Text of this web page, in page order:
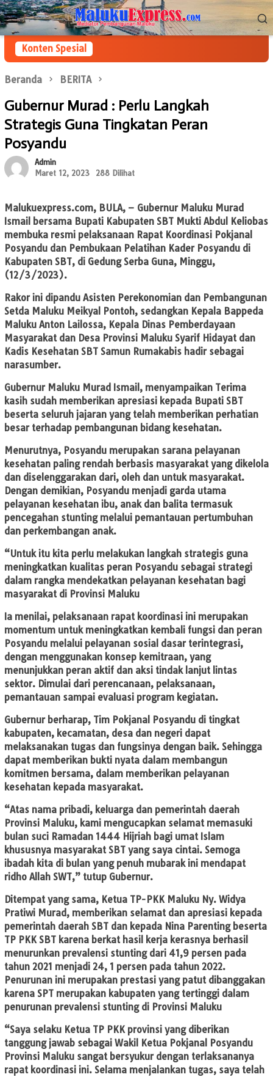
Loncat
ke
konten
Menu
Mobile
Konten Spesial
Beranda BERITA
Gubernur Murad : Perlu Langkah
Strategis Guna Tingkatan Peran
Posyandu
Admin
Maret 12, 2023
288 Dilihat
Malukuexpress.com, BULA, – Gubernur Maluku Murad
Ismail bersama Bupati Kabupaten SBT Mukti Abdul Keliobas
membuka resmi pelaksanaan Rapat Koordinasi Pokjanal
Posyandu dan Pembukaan Pelatihan Kader Posyandu di
Kabupaten SBT, di Gedung Serba Guna, Minggu,
(12/3/2023).
Rakor ini dipandu Asisten Perekonomian dan Pembangunan
Setda Maluku Meikyal Pontoh, sedangkan Kepala Bappeda
Maluku Anton Lailossa, Kepala Dinas Pemberdayaan
Masyarakat dan Desa Provinsi Maluku Syarif Hidayat dan
Kadis Kesehatan SBT Samun Rumakabis hadir sebagai
narasumber.
Gubernur Maluku Murad Ismail, menyampaikan Terima
kasih sudah memberikan apresiasi kepada Bupati SBT
beserta seluruh jajaran yang telah memberikan perhatian
besar terhadap pembangunan bidang kesehatan.
Menurutnya, Posyandu merupakan sarana pelayanan
kesehatan paling rendah berbasis masyarakat yang dikelola
dan diselenggarakan dari, oleh dan untuk masyarakat.
Dengan demikian, Posyandu menjadi garda utama
pelayanan kesehatan ibu, anak dan balita termasuk
pencegahan stunting melalui pemantauan pertumbuhan
dan perkembangan anak.
“Untuk itu kita perlu melakukan langkah strategis guna
meningkatkan kualitas peran Posyandu sebagai strategi
dalam rangka mendekatkan pelayanan kesehatan bagi
masyarakat di Provinsi Maluku
Ia menilai, pelaksanaan rapat koordinasi ini merupakan
momentum untuk meningkatkan kembali fungsi dan peran
Posyandu melalui pelayanan sosial dasar terintegrasi,
dengan menggunakan konsep kemitraan, yang
menunjukkan peran aktif dan aksi tindak lanjut lintas
sektor. Dimulai dari perencanaan, pelaksanaan,
pemantauan sampai evaluasi program kegiatan.
Gubernur berharap, Tim Pokjanal Posyandu di tingkat
kabupaten, kecamatan, desa dan negeri dapat
melaksanakan tugas dan fungsinya dengan baik. Sehingga
dapat memberikan bukti nyata dalam membangun
komitmen bersama, dalam memberikan pelayanan
kesehatan kepada masyarakat.
“Atas nama pribadi, keluarga dan pemerintah daerah
Provinsi Maluku, kami mengucapkan selamat memasuki
bulan suci Ramadan 1444 Hijriah bagi umat Islam
khususnya masyarakat SBT yang saya cintai. Semoga
ibadah kita di bulan yang penuh mubarak ini mendapat
ridho Allah SWT,” tutup Gubernur.
Ditempat yang sama, Ketua TP-PKK Maluku Ny. Widya
Pratiwi Murad, memberikan selamat dan apresiasi kepada
pemerintah daerah SBT dan kepada Nina Parenting beserta
TP PKK SBT karena berkat hasil kerja kerasnya berhasil
menurunkan prevalensi stunting dari 41,9 persen pada
tahun 2021 menjadi 24, 1 persen pada tahun 2022.
Penurunan ini merupakan prestasi yang patut dibanggakan
karena SPT merupakan kabupaten yang tertinggi dalam
penurunan prevalensi stunting di Provinsi Maluku
“Saya selaku Ketua TP PKK provinsi yang diberikan
tanggung jawab sebagai Wakil Ketua Pokjanal Posyandu
Provinsi Maluku sangat bersyukur dengan terlaksananya
rapat koordinasi ini. Selama menjalankan tugas, saya telah